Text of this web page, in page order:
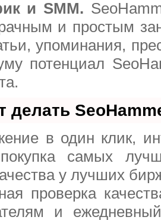
и SMM.
и простым
упоминания,
потенциал
делать
в один клик,
покупка самых
у лучших
проверка
и